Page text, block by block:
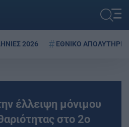
2026 ΕΘΝΙΚΟ ΑΠΟΛΥΤΗΡΙΟ
έλλειψη μόνιμου
στο 2ο